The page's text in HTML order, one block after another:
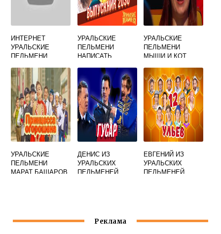
ИНТЕРНЕТ
УРАЛЬСКИЕ
ПЕЛЬМЕНИ
УРАЛЬСКИЕ
ПЕЛЬМЕНИ
НАПИСАТЬ
УРАЛЬСКИЕ
ПЕЛЬМЕНИ
МЫШИ И КОТ
УРАЛЬСКИЕ
ПЕЛЬМЕНИ
МАРАТ БАШАРОВ
ДЕНИС ИЗ
УРАЛЬСКИХ
ПЕЛЬМЕНЕЙ
ЕВГЕНИЙ ИЗ
УРАЛЬСКИХ
ПЕЛЬМЕНЕЙ
Реклама